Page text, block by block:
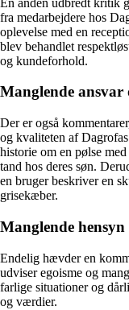
fra medarbejdere hos
oplevelse med en
blev behandlet
og kundeforhold.
Manglende ansvar
Der er også
og kvaliteten af
historie om en pølse
tand hos deres søn.
en bruger beskriver en
grisekæber.
Manglende
Endelig hævder en
udviser egoisme og
farlige situationer og
og værdier.